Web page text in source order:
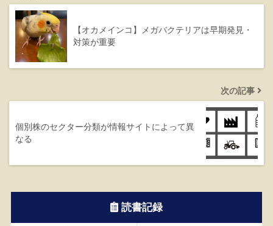
【オカメインコ】メガバクテリアは早期発見・
対策が重要
次の記事
個別株のセクター分類が情報サイトによって異
なる
読書記録